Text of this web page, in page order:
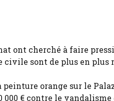
ont cherché à faire
civile sont de plus en
orange sur le
000 € contre le